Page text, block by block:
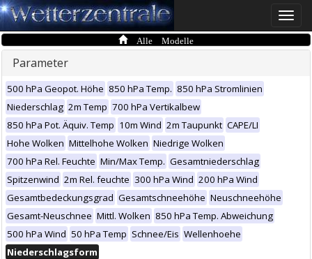
Toggle
Alle Modelle
Parameter
500 hPa Geopot. Höhe 850 hPa Temp. 850 hPa Stromlinien
Niederschlag 2m Temp 700 hPa Vertikalbew
850 hPa Pot. Äquiv. Temp 10m Wind 2m Taupunkt CAPE/LI
Hohe Wolken Mittelhohe Wolken Niedrige Wolken
700 hPa Rel. Feuchte Min/Max Temp. Gesamtniederschlag
Spitzenwind 2m Rel. feuchte 300 hPa Wind 200 hPa Wind
Gesamtbedeckungsgrad Gesamtschneehöhe Neuschneehöhe
Gesamt-Neuschnee Mittl. Wolken 850 hPa Temp. Abweichung
500 hPa Wind 50 hPa Temp Schnee/Eis Wellenhoehe
Niederschlagsform